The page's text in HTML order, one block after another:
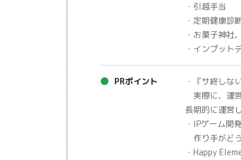
・引越手当
・定期健康
・お菓子神社
・インプット
PRポイント
・『サ終しな
実際に、運
長期的に運営
・IPゲーム開
作り手がど
・Happy